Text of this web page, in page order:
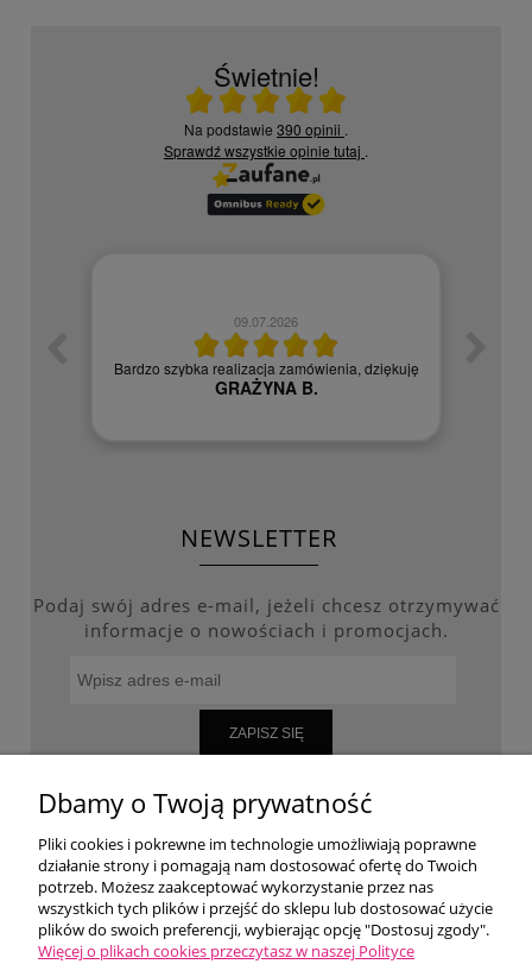
Świetnie!
Ocena średnia 5 na 5
Na podstawie 390 opinii .
Sprawdź wszystkie opinie tutaj .
09.07.2026
Bardzo szybka realizacja zamówienia, dziękuję
GRAŻYNA B.
NEWSLETTER
Podaj swój adres e-mail, jeżeli chcesz otrzymywać
informacje o nowościach i promocjach.
ZAPISZ SIĘ
WARUNKI ZAKUPÓW
MOJE KONTO
Dbamy o Twoją prywatność
Pliki cookies i pokrewne im technologie umożliwiają poprawne
działanie strony i pomagają nam dostosować ofertę do Twoich
potrzeb. Możesz zaakceptować wykorzystanie przez nas
wszystkich tych plików i przejść do sklepu lub dostosować użycie
plików do swoich preferencji, wybierając opcję "Dostosuj zgody".
Więcej o plikach cookies przeczytasz w naszej Polityce